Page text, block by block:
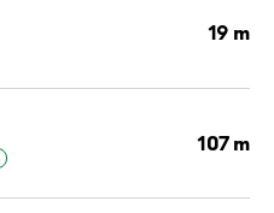
19 m
107 m